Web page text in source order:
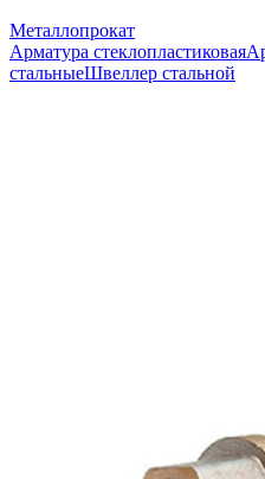
Металлопрокат
Арматура стеклопластиковая
стальныеШвеллер стальной